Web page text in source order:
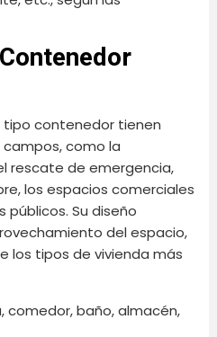
tipo contenedor tienen
como la
rescate de emergencia,
los espacios comerciales
públicos. Su diseño
del espacio,
los tipos de vivienda más
comedor, baño, almacén,